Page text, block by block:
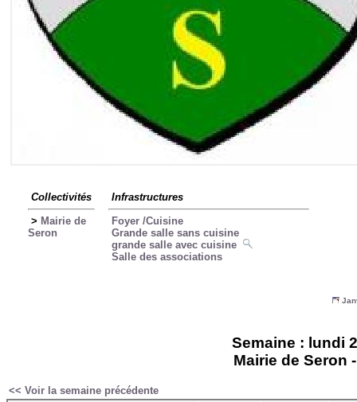
Collectivités
> Mairie de
Seron
Infrastructures
Foyer /Cuisine
Grande salle sans cuisine
grande salle avec cuisine
Salle des associations
Semaine : lundi
Mairie de Seron
<< Voir la semaine précédente